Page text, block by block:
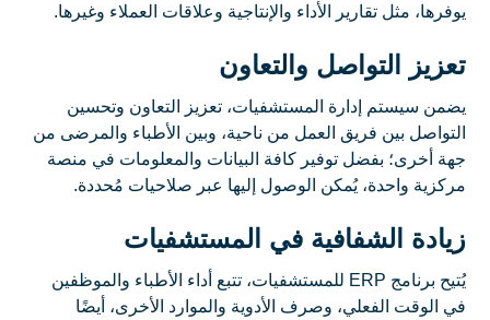
يوفرها، مثل تقارير الأداء والإنتاجية وعلاقات العملاء وغيرها.
تعزيز التواصل والتعاون
يضمن سيستم إدارة المستشفيات، تعزيز التعاون وتحسين
التواصل بين فريق العمل من ناحية، وبين الأطباء والمرضى من
جهة أخرى؛ بفضل توفير كافة البيانات والمعلومات في منصة
مركزية واحدة، يُمكن الوصول إليها عبر صلاحيات مُحددة.
زيادة الشفافية في المستشفيات
يُتيح برنامج ERP للمستشفيات، تتبع أداء الأطباء والموظفين
في الوقت الفعلي، وصرف الأدوية والموارد الأخرى، أيضًا